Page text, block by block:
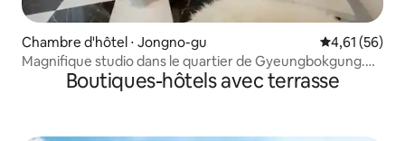
Chambre d'hôtel ⋅ Jongno-gu Évaluation
4,61 (56)
Magnifique studio dans le quartier de Gyeungbokgung.
Boutiques-hôtels avec terrasse